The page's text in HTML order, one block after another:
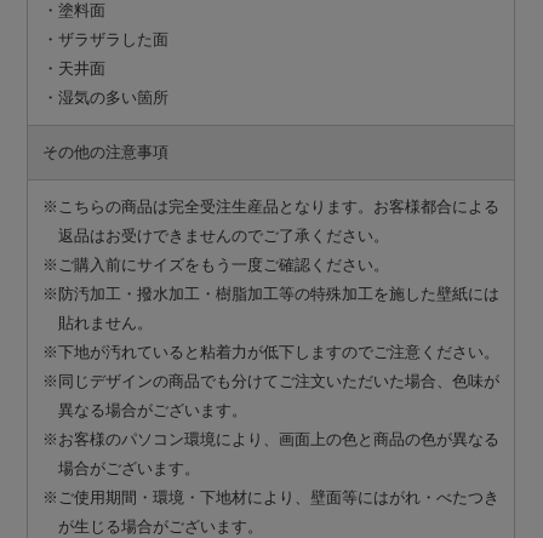
・塗料面
・ザラザラした面
・天井面
・湿気の多い箇所
その他の注意事項
※こちらの商品は完全受注生産品となります。お客様都合による
返品はお受けできませんのでご了承ください。
※ご購入前にサイズをもう一度ご確認ください。
※防汚加工・撥水加工・樹脂加工等の特殊加工を施した壁紙には
貼れません。
※下地が汚れていると粘着力が低下しますのでご注意ください。
※同じデザインの商品でも分けてご注文いただいた場合、色味が
異なる場合がございます。
※お客様のパソコン環境により、画面上の色と商品の色が異なる
場合がございます。
※ご使用期間・環境・下地材により、壁面等にはがれ・べたつき
が生じる場合がございます。